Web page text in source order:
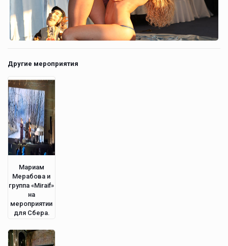
Другие мероприятия
Мариам
Мерабова и
группа «Miraif»
на
мероприятии
для Сбера.